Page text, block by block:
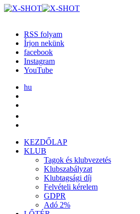
RSS folyam
Írjon nekünk
facebook
Instagram
YouTube
hu
KEZDŐLAP
KLUB
Tagok és klubvezetés
Klubszabályzat
Klubtagsági díj
Felvételi kérelem
GDPR
Adó 2%